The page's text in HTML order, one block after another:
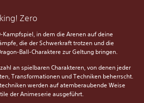
Zero
Kampfspiel, in dem die Arenen auf deine
die der Schwerkraft trotzen und die
Ball-Charaktere zur Geltung bringen.
an spielbaren Charakteren, von denen jeder
Transformationen und Techniken beherrscht.
werden auf atemberaubende Weise
der Animeserie ausgeführt.